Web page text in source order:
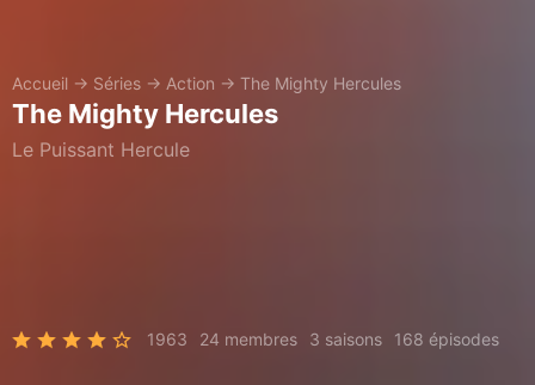
Accueil → Séries → Action → The Mighty Hercules
The Mighty Hercules
Le Puissant Hercule
1963 24 membres 3 saisons 168 épisodes